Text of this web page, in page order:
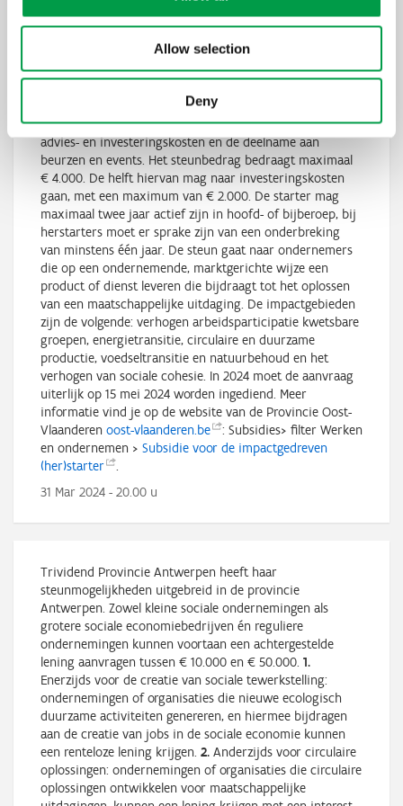
Allow selection
Deny
de provincie Oost-Vlaanderen kunnen geëngageerde
ondernemers steun krijgen voor vormingscursussen,
advies- en investeringskosten en de deelname aan
beurzen en events. Het steunbedrag bedraagt maximaal
€ 4.000. De helft hiervan mag naar investeringskosten
gaan, met een maximum van € 2.000. De starter mag
maximaal twee jaar actief zijn in hoofd- of bijberoep, bij
herstarters moet er sprake zijn van een onderbreking
van minstens één jaar. De steun gaat naar ondernemers
die op een ondernemende, marktgerichte wijze een
product of dienst leveren die bijdraagt tot het oplossen
van een maatschappelijke uitdaging. De impactgebieden
zijn de volgende: verhogen arbeidsparticipatie kwetsbare
groepen, energietransitie, circulaire en duurzame
productie, voedseltransitie en natuurbehoud en het
verhogen van sociale cohesie. In 2024 moet de aanvraag
uiterlijk op 15 mei 2024 worden ingediend. Meer
informatie vind je op de website van de Provincie Oost-
Vlaanderen oost-vlaanderen.be
: Subsidies> filter Werken
en ondernemen > Subsidie voor de impactgedreven
(her)starter
.
31 Mar 2024 - 20.00 u
Trividend Provincie Antwerpen heeft haar
steunmogelijkheden uitgebreid in de provincie
Antwerpen. Zowel kleine sociale ondernemingen als
grotere sociale economiebedrijven én reguliere
ondernemingen kunnen voortaan een achtergestelde
lening aanvragen tussen € 10.000 en € 50.000. 1.
Enerzijds voor de creatie van sociale tewerkstelling:
ondernemingen of organisaties die nieuwe ecologisch
duurzame activiteiten genereren, en hiermee bijdragen
aan de creatie van jobs in de sociale economie kunnen
een renteloze lening krijgen. 2. Anderzijds voor circulaire
oplossingen: ondernemingen of organisaties die circulaire
oplossingen ontwikkelen voor maatschappelijke